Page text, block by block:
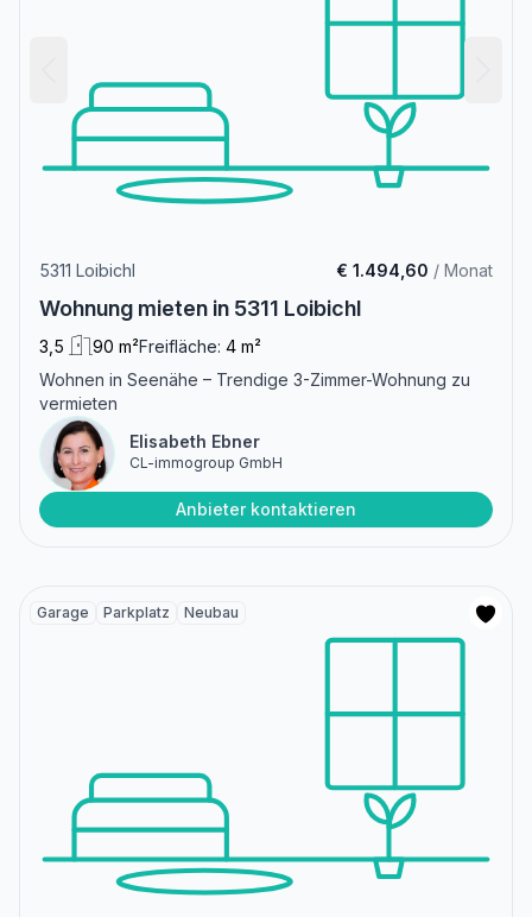
5311 Loibichl € 1.494,60 / Monat
Wohnung mieten in 5311 Loibichl
3,5 90 m²Freifläche: 4 m²
Wohnen in Seenähe – Trendige 3-Zimmer-Wohnung zu
vermieten
Elisabeth Ebner
CL-immogroup GmbH
Anbieter kontaktieren
Garage Parkplatz Neubau